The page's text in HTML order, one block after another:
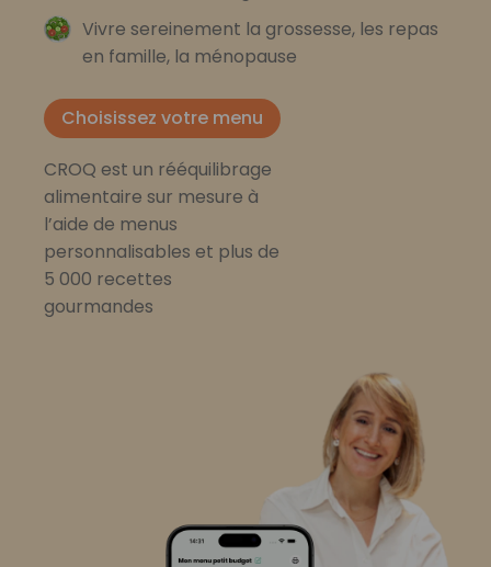
Vivre sereinement la grossesse, les repas
en famille, la ménopause
Choisissez votre menu
CROQ est un rééquilibrage
alimentaire sur mesure à
l’aide de menus
personnalisables et plus de
5 000 recettes
gourmandes